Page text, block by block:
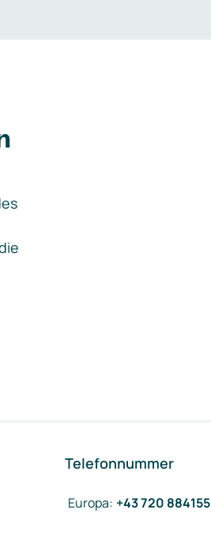
Telefonnummer
Europa: +43 720 884155